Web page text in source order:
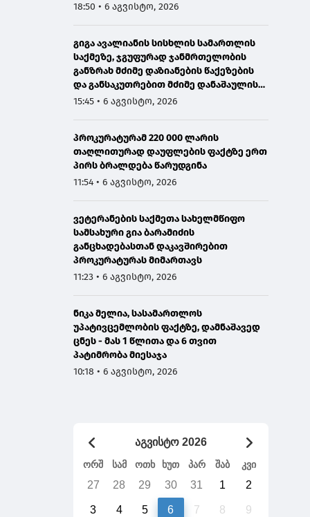
18:50 • 6 აგვისტო, 2026
გიგა ავალიანის სისხლის სამართლის
საქმეზე, ჯგუფურად ჯანმრთელობის
განზრახ მძიმე დაზიანების წაქეზების
და განსაკუთრებით მძიმე დანაშაულის
შეუტყობინებლობის ფაქტებზე ორ პირს
15:45 • 6 აგვისტო, 2026
პროკურატურამ 220 000 ლარის
თაღლითურად დაუფლების ფაქტზე ერთ
პირს ბრალდება წარუდგინა
11:54 • 6 აგვისტო, 2026
ვეტერანების საქმეთა სახელმწიფო
სამსახური გია ბარამიძის
განცხადებასთან დაკავშირებით
პროკურატურას მიმართავს
11:23 • 6 აგვისტო, 2026
ნიკა მელია, სასამართლოს
უპატივცემლობის ფაქტზე, დამნაშავედ
ცნეს - მას 1 წლითა და 6 თვით
პატიმრობა მიესაჯა
10:18 • 6 აგვისტო, 2026
აგვისტო 2026
ორშ სამ ოთხ ხუთ პარ შაბ კვი
27 28 29 30 31 1 2
3 4 5 6 7 8 9